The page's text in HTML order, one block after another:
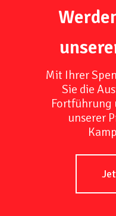
Mit Ihrer
Sie die
Fortführung
unserer